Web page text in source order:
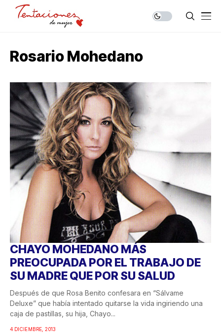
Rosario Mohedano
CHAYO MOHEDANO MÁS
PREOCUPADA POR EL TRABAJO DE
SU MADRE QUE POR SU SALUD
Después de que Rosa Benito confesara en “Sálvame
Deluxe” que había intentado quitarse la vida ingiriendo una
caja de pastillas, su hija, Chayo...
4 DICIEMBRE, 2013